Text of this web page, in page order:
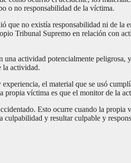
o no responsabilidad de la víctima.
no existía responsabilidad ni de la
Tribunal Supremo en relación con
actividad potencialmente peligrosa,
la actividad.
el material que se usó
víctima es que el monitor de la
Esto ocurre cuando la
y resultar culpable y